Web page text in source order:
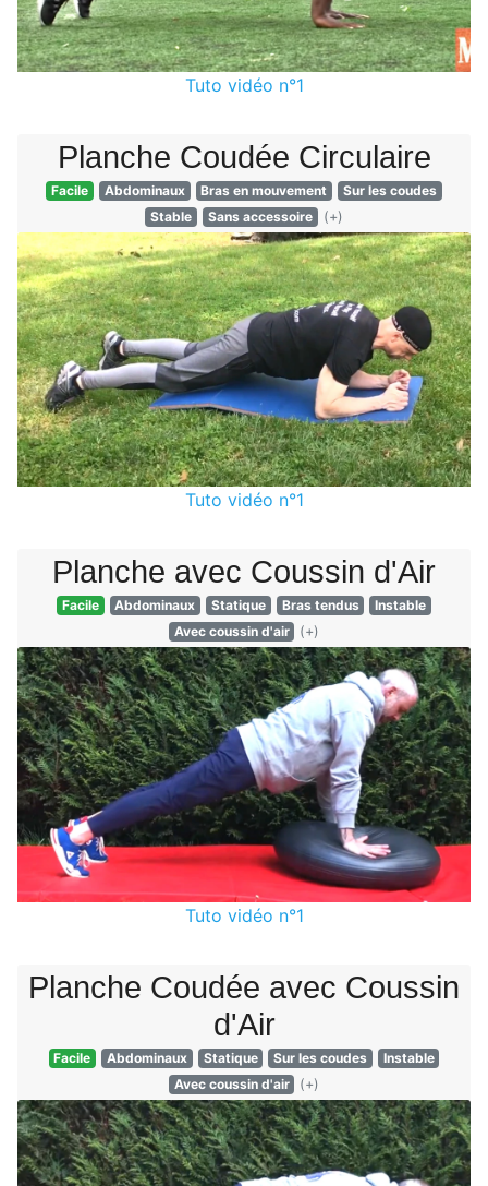
Tuto vidéo n°1
Planche Coudée Circulaire
Facile Abdominaux Bras en mouvement
Sur les coudes
Stable
Sans accessoire (+)
Tuto vidéo n°1
Planche avec Coussin d'Air
Facile Abdominaux Statique Bras tendus
Instable
Avec coussin d'air
(+)
Tuto vidéo n°1
Planche Coudée avec Coussin
d'Air
Facile Abdominaux Statique Sur les coudes
Instable
Avec coussin d'air
(+)